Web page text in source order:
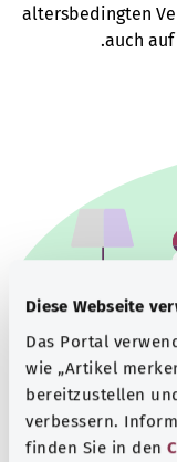
Diese Webseite
Das Portal
wie „Artikel
bereitzustellen
verbessern.
finden Sie in den
altersbedingten
auch auf